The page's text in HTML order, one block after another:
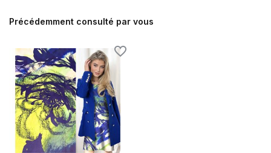
Précédemment consulté par vous